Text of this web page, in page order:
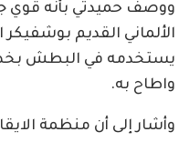
ووصف حميدتي بأنه قوي
الألماني القديم بوشفيكر
يستخدمه في البطش
واطاح به.
وأشار إلى أن منظمة